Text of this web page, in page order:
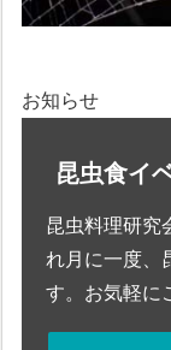
お知らせ
昆虫食イ
昆虫料理研究
れ月に一度、
す。お気軽に